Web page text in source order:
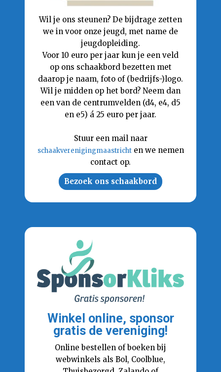
Wil je ons steunen? De bijdrage zetten
we in voor onze jeugd, met name de
jeugdopleiding.
Voor 10 euro per jaar kun je een veld
op ons schaakbord bezetten met
daarop je naam, foto of (bedrijfs-)logo.
Wil je midden op het bord? Neem dan
een van de centrumvelden (d4, e4, d5
en e5) á 25 euro per jaar.
Stuur een mail naar
schaakverenigingmaastrichten we nemen
contact op.
Bezoek ons schaakbord
Winkel online, sponsor
gratis de vereniging!
Online bestellen of boeken bij
webwinkels als Bol, Coolblue,